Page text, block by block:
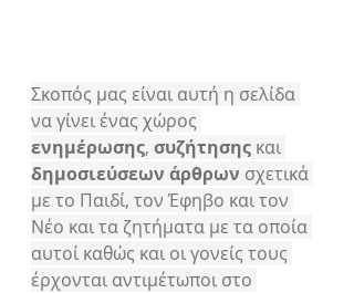
Σκοπός μας είναι αυτή η σελίδα
να γίνει ένας χώρος
ενημέρωσης, συζήτησης και
δημοσιεύσεων άρθρων σχετικά
με το Παιδί, τον Έφηβο και τον
Νέο και τα ζητήματα με τα οποία
αυτοί καθώς και οι γονείς τους
έρχονται αντιμέτωποι στο